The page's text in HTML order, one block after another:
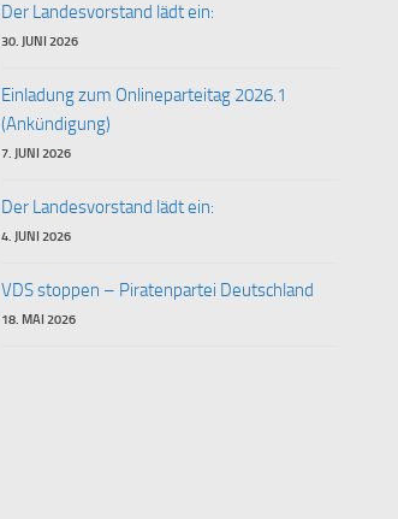
Der Landesvorstand lädt ein:
30. JUNI 2026
Einladung zum Onlineparteitag 2026.1
(Ankündigung)
7. JUNI 2026
Der Landesvorstand lädt ein:
4. JUNI 2026
VDS stoppen – Piratenpartei Deutschland
18. MAI 2026